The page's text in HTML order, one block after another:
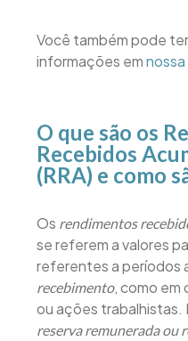
Você também pode
informações em
O que são os
Recebidos
(RRA) e como
Os rendimentos
se referem a valores
referentes a períodos
recebimento, como em
ou ações trabalhistas.
reserva remunerada ou